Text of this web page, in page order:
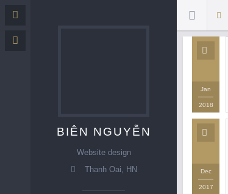
BIÊN NGUYỄN
Website design
Thanh Oai, HN
Jan
2018
Dec
2017